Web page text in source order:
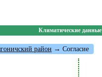
Климатические данные
район → Согласие